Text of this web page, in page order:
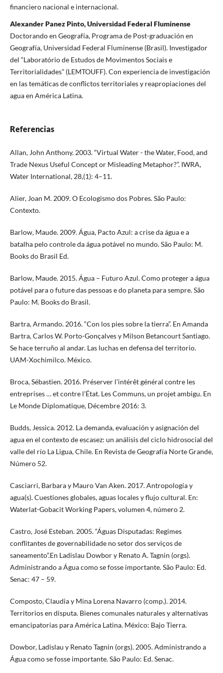
financiero nacional e internacional.
Alexander Panez Pinto, Universidad Federal Fluminense
Doctorando en Geografía, Programa de Post-graduación en
Geografía, Universidad Federal Fluminense (Brasil). Investigador
del “Laboratório de Estudos de Movimentos Sociais e
Territorialidades” (LEMTOUFF). Con experiencia de investigación
en las temáticas de conflictos territoriales y reapropiaciones del
agua en América Latina.
Referencias
Allan, John Anthony. 2003. “Virtual Water - the Water, Food, and
Trade Nexus Useful Concept or Misleading Metaphor?”. IWRA,
Water International, 28,(1): 4–11.
Alier, Joan M. 2009. O Ecologismo dos Pobres. São Paulo:
Contexto.
Barlow, Maude. 2009. Água, Pacto Azul: a crise da água e a
batalha pelo controle da água potável no mundo. São Paulo: M.
Books do Brasil Ed.
Barlow, Maude. 2015. Água – Futuro Azul. Como proteger a água
potável para o future das pessoas e do planeta para sempre. São
Paulo: M. Books do Brasil.
Bartra, Armando. 2016. “Con los pies sobre la tierra”. En Amanda
Bartra, Carlos W. Porto-Gonçalves y Milson Betancourt Santiago.
Se hace terruño al andar. Las luchas en defensa del territorio.
UAM-Xochimilco. México.
Broca, Sébastien. 2016. Préserver l’intérêt général contre les
entreprises … et contre l’État. Les Communs, un projet ambigu. En
Le Monde Diplomatique, Décembre 2016: 3.
Budds, Jessica. 2012. La demanda, evaluación y asignación del
agua en el contexto de escasez: un análisis del ciclo hidrosocial del
valle del río La Ligua, Chile. En Revista de Geografía Norte Grande,
Número 52.
Casciarri, Barbara y Mauro Van Aken. 2017. Antropología y
agua(s). Cuestiones globales, aguas locales y flujo cultural. En:
Waterlat-Gobacit Working Papers, volumen 4, número 2.
Castro, José Esteban. 2005. “Águas Disputadas: Regimes
conflitantes de governabilidade no setor dos serviços de
saneamento”.En Ladislau Dowbor y Renato A. Tagnin (orgs).
Administrando a Água como se fosse importante. São Paulo: Ed.
Senac: 47 – 59.
Composto, Claudia y Mina Lorena Navarro (comp.). 2014.
Territorios en disputa. Bienes comunales naturales y alternativas
emancipatorias para América Latina. México: Bajo Tierra.
Dowbor, Ladislau y Renato Tagnin (orgs). 2005. Administrando a
Água como se fosse importante. São Paulo: Ed. Senac.